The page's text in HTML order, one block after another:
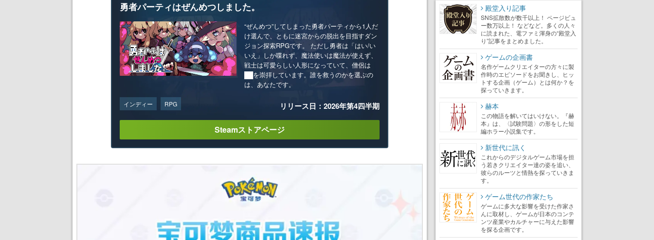
勇者パーティはぜんめつしました。
“ぜんめつ”してしまった勇者パーティから1人だ
け選んで、ともに迷宮からの脱出を目指すダン
ジョン探索RPGです。 ただし勇者は「はい/い
いえ」しか喋れず、魔法使いは魔法が使えず、
戦士は可愛らしい人形になっていて、僧侶は
██を崇拝しています。誰を救うのかを選ぶの
は、あなたです。
インディー RPG リリース日：2026年第4四半期
Steamストアページ
殿堂入り記事
SNS拡散数が数千以上！ ページビュ
ー数万以上！ などなど。多くの人々
に読まれた、電ファミ渾身の“殿堂入
り”記事をまとめました。
ゲームの企画書
名作ゲームクリエイターの方々に製
作時のエピソードをお聞きし、ヒッ
トする企画（ゲーム）とは何か？を
探っていきます。
赫本
この物語を解いてはいけない。『赫
本』は、〈試験問題〉の形をした短
編ホラー小説集です。
新世代に訊く
これからのデジタルゲーム市場を担
う若きクリエイター達の姿を追い、
彼らのルーツと情熱を探っていきま
す。
ゲーム世代の作家たち
ゲームに多大な影響を受けた作家さ
んに取材し、ゲームが日本のコンテ
ンツ産業やカルチャーに与えた影響
を探る企画です。